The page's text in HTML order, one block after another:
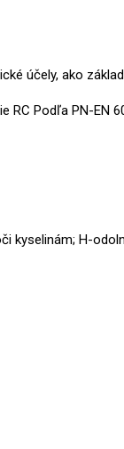
účely, ako
RC Podľa PN-EN
kyselinám; H-